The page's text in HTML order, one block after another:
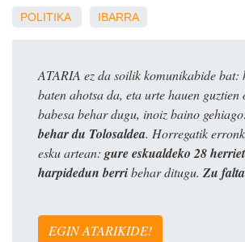
POLITIKA IBARRA
ATARIA ez da soilik komunikabide bat:
baten ahotsa da, eta urte hauen guztien
babesa behar dugu, inoiz baino
behar du Tolosaldea. Horregatik
esku artean: gure eskualdeko 28
harpidedun berribehar ditugu. Zu
EGIN ATARIKIDE!